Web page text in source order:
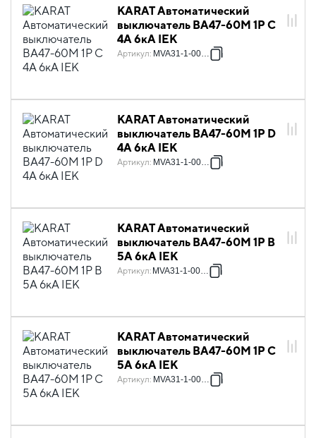
KARAT Автоматический
выключатель ВА47-60M 1P C
4А 6кА IEK
Артикул: MVA31-1-004-C
KARAT Автоматический
выключатель ВА47-60M 1P D
4А 6кА IEK
Артикул: MVA31-1-004-D
KARAT Автоматический
выключатель ВА47-60M 1P B
5А 6кА IEK
Артикул: MVA31-1-005-B
KARAT Автоматический
выключатель ВА47-60M 1P C
5А 6кА IEK
Артикул: MVA31-1-005-C